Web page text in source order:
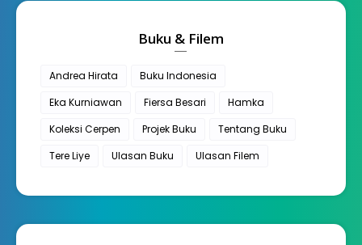
Buku & Filem
Andrea Hirata
Buku Indonesia
Eka Kurniawan
Fiersa Besari
Hamka
Koleksi Cerpen
Projek Buku
Tentang Buku
Tere Liye
Ulasan Buku Ulasan Filem